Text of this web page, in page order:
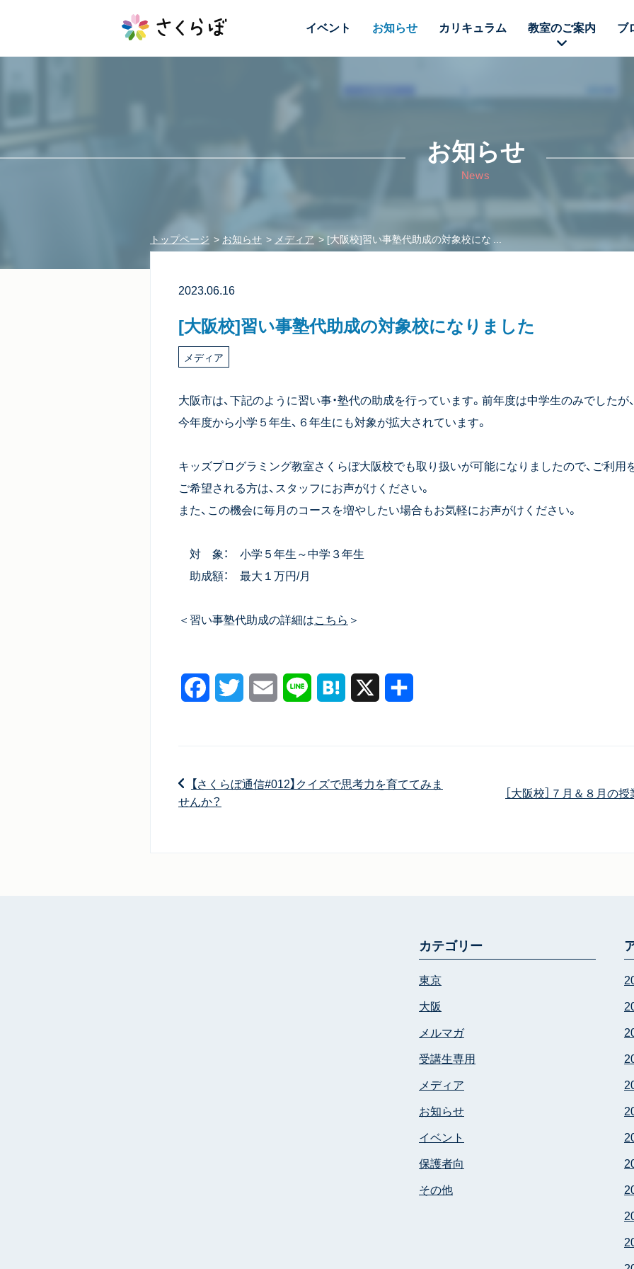
イベント お知らせ カリキュラム 教室のご案内 ブ
お知らせ
News
トップページ お知らせ メディア [大阪校]習い事塾代助成の対象校にな ...
2023.06.16
[大阪校]習い事塾代助成の対象校になりました
メディア
大阪市は、下記のように習い事・塾代の助成を行っています。前年度は中学生のみでしたが
今年度から小学５年生、６年生にも対象が拡大されています。
キッズプログラミング教室さくらぼ大阪校でも取り扱いが可能になりましたので、ご利用
ご希望される方は、スタッフにお声がけください。
また、この機会に毎月のコースを増やしたい場合もお気軽にお声がけください。
対 象： 小学５年生～中学３年生
助成額： 最大１万円/月
＜習い事塾代助成の詳細はこちら ＞
FacebookTwitter Email Line Hatena X
【さくらぼ通信#012】クイズで思考力を育ててみま
せんか？
［大阪校］７月＆８月の
カテゴリー
東京
大阪
メルマガ
受講生専用
メディア
お知らせ
イベント
保護者向
その他